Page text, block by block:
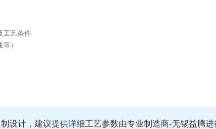
工艺条件
）
设计，建议提供详细工艺参数由专业制造商-无锡益腾进